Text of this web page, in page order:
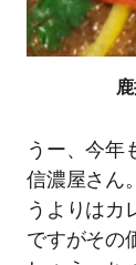
うー、今年
信濃屋さん
うよりはカ
ですがその